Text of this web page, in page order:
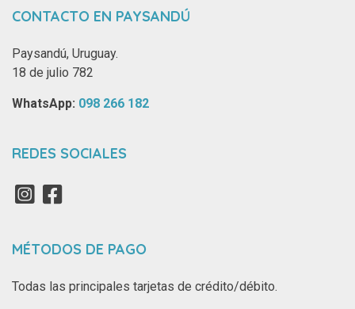
CONTACTO EN PAYSANDÚ
Paysandú, Uruguay.
18 de julio 782
WhatsApp: ‪ 098 266 182‬
REDES SOCIALES
MÉTODOS DE PAGO
Todas las principales tarjetas de crédito/débito.